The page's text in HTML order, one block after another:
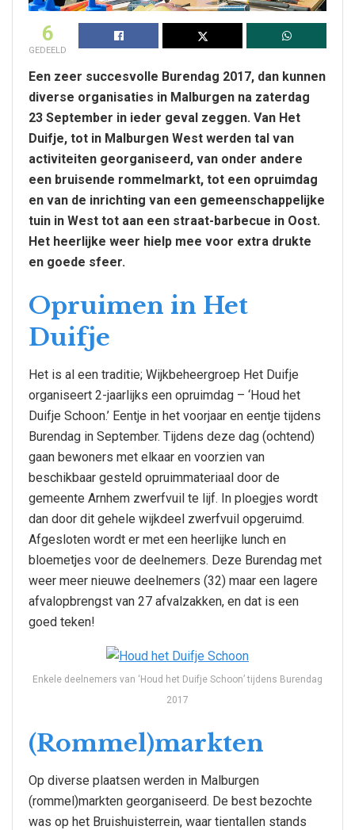
6
GEDEELD
Een zeer succesvolle Burendag 2017, dan kunnen
diverse organisaties in Malburgen na zaterdag
23 September in ieder geval zeggen. Van Het
Duifje, tot in Malburgen West werden tal van
activiteiten georganiseerd, van onder andere
een bruisende rommelmarkt, tot een opruimdag
en van de inrichting van een gemeenschappelijke
tuin in West tot aan een straat-barbecue in Oost.
Het heerlijke weer hielp mee voor extra drukte
en goede sfeer.
Opruimen in Het
Duifje
Het is al een traditie; Wijkbeheergroep Het Duifje
organiseert 2-jaarlijks een opruimdag – ‘Houd het
Duifje Schoon.’ Eentje in het voorjaar en eentje tijdens
Burendag in September. Tijdens deze dag (ochtend)
gaan bewoners met elkaar en voorzien van
beschikbaar gesteld opruimmateriaal door de
gemeente Arnhem zwerfvuil te lijf. In ploegjes wordt
dan door dit gehele wijkdeel zwerfvuil opgeruimd.
Afgesloten wordt er met een heerlijke lunch en
bloemetjes voor de deelnemers. Deze Burendag met
weer meer nieuwe deelnemers (32) maar een lagere
afvalopbrengst van 27 afvalzakken, en dat is een
goed teken!
Enkele deelnemers van ‘Houd het Duifje Schoon’ tijdens Burendag
2017
(Rommel)markten
Op diverse plaatsen werden in Malburgen
(rommel)markten georganiseerd. De best bezochte
was op het Bruishuisterrein, waar tientallen stands